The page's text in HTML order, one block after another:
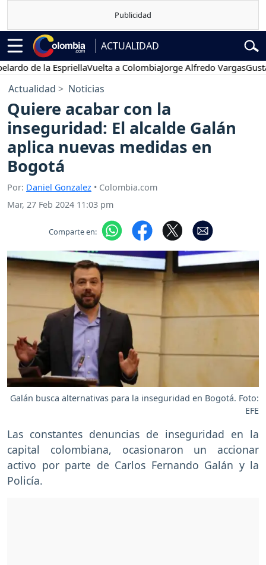
ACTUALIDAD
de la EspriellaVuelta a ColombiaJorge Alfredo VargasGustavo
Actualidad Noticias
Quiere acabar con la
inseguridad: El alcalde Galán
aplica nuevas medidas en
Bogotá
Por: Daniel Gonzalez • Colombia.com
Mar, 27 Feb 2024 11:03 pm
Comparte en:
Galán busca alternativas para la inseguridad en Bogotá. Foto:
EFE
Las constantes denuncias de inseguridad en la
capital colombiana, ocasionaron un accionar
activo por parte de Carlos Fernando Galán y la
Policía.